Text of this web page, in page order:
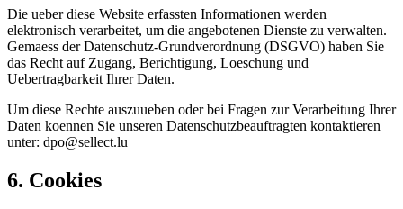
Die ueber diese Website erfassten Informationen werden
elektronisch verarbeitet, um die angebotenen Dienste zu verwalten.
Gemaess der Datenschutz-Grundverordnung (DSGVO) haben Sie
das Recht auf Zugang, Berichtigung, Loeschung und
Uebertragbarkeit Ihrer Daten.
Um diese Rechte auszuueben oder bei Fragen zur Verarbeitung Ihrer
Daten koennen Sie unseren Datenschutzbeauftragten kontaktieren
unter: dpo@sellect.lu
6. Cookies